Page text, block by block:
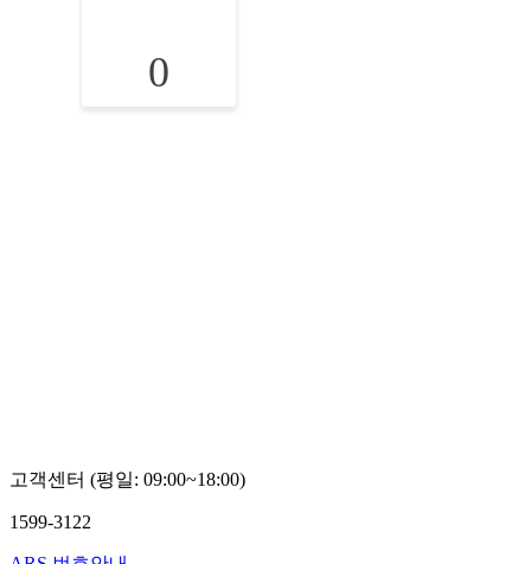
0
고객센터 (평일: 09:00~18:00)
1599-3122